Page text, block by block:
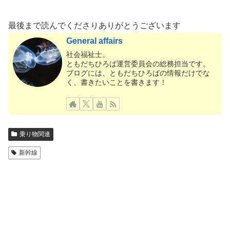
最後まで読んでくださりありがとうございます
General affairs
社会福祉士。
ともだちひろば運営委員会の総務担当です。
ブログには、ともだちひろばの情報だけでな
く、書きたいことを書きます！
乗り物関連
新幹線